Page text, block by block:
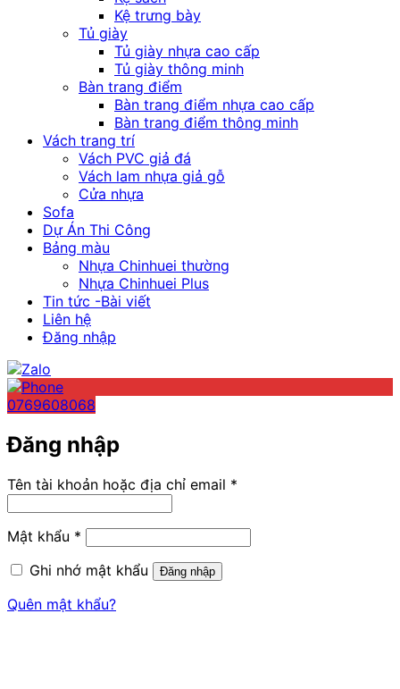
Kệ trưng bày
Tủ giày
Tủ giày nhựa cao cấp
Tủ giày thông minh
Bàn trang điểm
Bàn trang điểm nhựa cao cấp
Bàn trang điểm thông minh
Vách trang trí
Vách PVC giả đá
Vách lam nhựa giả gỗ
Cửa nhựa
Sofa
Dự Án Thi Công
Bảng màu
Nhựa Chinhuei thường
Nhựa Chinhuei Plus
Tin tức -Bài viết
Liên hệ
Đăng nhập
0769608068
Đăng nhập
Tên tài khoản hoặc địa chỉ email *
Mật khẩu * Bắt
buộc
Ghi nhớ mật khẩu
Đăng nhập
Quên mật khẩu?